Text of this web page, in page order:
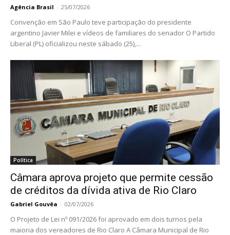
Agência Brasil - 25/07/2026
Convenção em São Paulo teve participação do presidente
argentino Javier Milei e vídeos de familiares do senador O Partido
Liberal (PL) oficializou neste sábado (25),...
Política
Câmara aprova projeto que permite cessão
de créditos da dívida ativa de Rio Claro
Gabriel Gouvêa - 02/07/2026
O Projeto de Lei nº 091/2026 foi aprovado em dois turnos pela
maioria dos vereadores de Rio Claro A Câmara Municipal de Rio